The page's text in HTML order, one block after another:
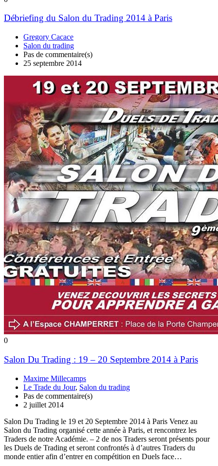
Débriefing du Salon du Trading 2014 à Paris
Gregory Cacace
Salon du trading
Pas de commentaire(s)
25 septembre 2014
0
Salon Du Trading : 19 – 20 Septembre 2014 à Paris
Maxime Millecamps
Le Trade du Jour, Salon du trading
Pas de commentaire(s)
2 juillet 2014
Salon Du Trading le 19 et 20 Septembre 2014 à Paris Venez au
Salon du Trading organisé cette année à Paris, et rencontrez les
Traders de notre Académie. – 2 de nos Traders seront présents pour
les Duels de Trading et seront confrontés à d’autres Traders du
monde entier afin d’entrer en compétition en Duels face…